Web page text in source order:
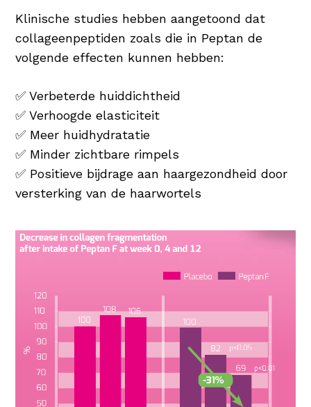
Klinische studies hebben aangetoond dat
collageenpeptiden zoals die in Peptan de
volgende effecten kunnen hebben:
✅ Verbeterde huiddichtheid
✅ Verhoogde elasticiteit
✅ Meer huidhydratatie
✅ Minder zichtbare rimpels
✅ Positieve bijdrage aan haargezondheid door
versterking van de haarwortels